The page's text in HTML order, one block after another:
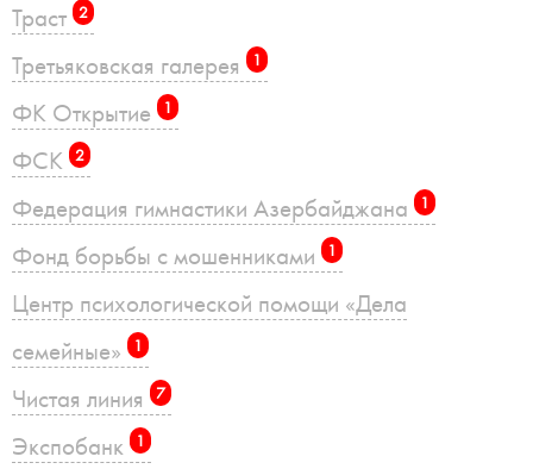
Траст 2
Третьяковская галерея 1
ФК Открытие 1
ФСК 2
Федерация гимнастики Азербайджана 1
Фонд борьбы с мошенниками 1
Центр психологической помощи «Дела
семейные»
1
Чистая линия 7
Экспобанк 1